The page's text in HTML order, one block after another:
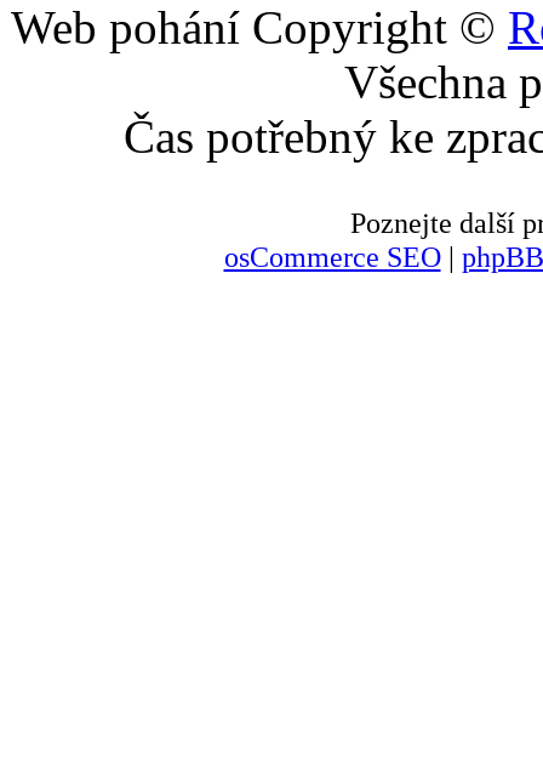
Web pohání Copyright ©
Všechna
Čas potřebný ke
Poznejte další
osCommerce SEO|